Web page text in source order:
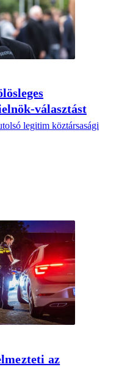
választást
legitim köztársasági
az